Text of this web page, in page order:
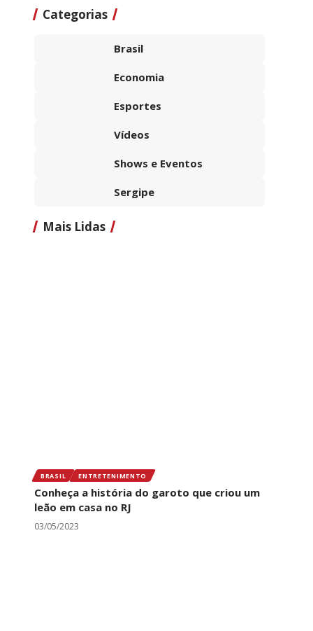
Categorias
Brasil
Economia
Esportes
Vídeos
Shows e Eventos
Sergipe
Mais Lidas
BRASIL ENTRETENIMENTO
Conheça a história do garoto que criou um
leão em casa no RJ
03/05/2023